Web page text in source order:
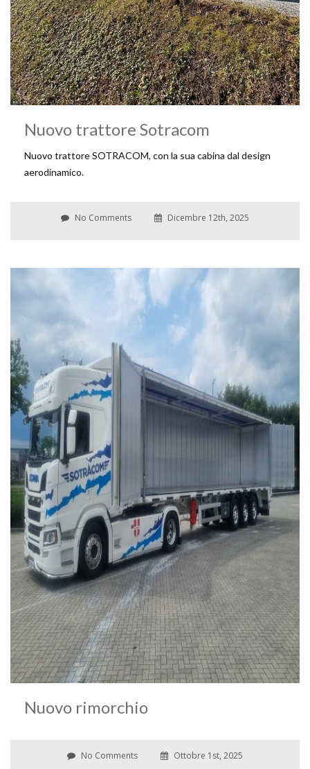
Nuovo trattore Sotracom
Nuovo trattore SOTRACOM, con la sua cabina dal design
aerodinamico.
No Comments Dicembre 12th, 2025
Nuovo rimorchio
No Comments Ottobre 1st, 2025